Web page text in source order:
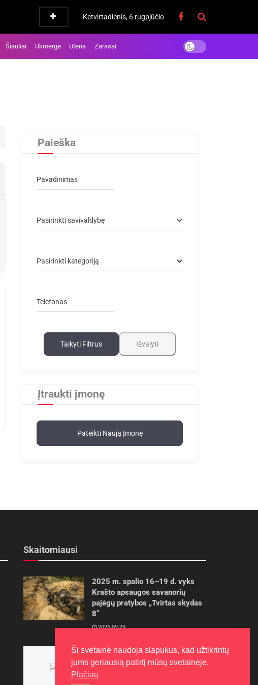
Ketvirtadienis, 6 rugpjūčio
Šiauliai Ukmergė Utena Zarasai
Paieška
Pavadinimas
Pasirinkti savivaldybę
Pasirinkti kategoriją
Telefonas
Taikyti Filtrus Išvalyti
Įtraukti įmonę
Pateikti Naują Įmonę
Skaitomiausi
2025 m. spalio 16–19 d. vyks
Krašto apsaugos savanorių
pajėgų pratybos „Tvirtas skydas
8“
2025-09-29
Panevėžietės tarptautinėje
programoje siekia aukso
2015-10-30
Ši svetainė naudoja slapukus, kad užtikrintų
jums geriausią patirtį mūsų svetainėje.
Plačiau